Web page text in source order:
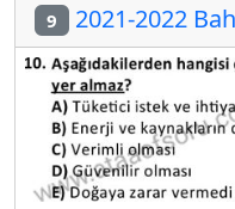
9 2021-2022